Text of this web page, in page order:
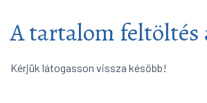
A tartalom feltöltés
Kérjük látogasson vissza később!